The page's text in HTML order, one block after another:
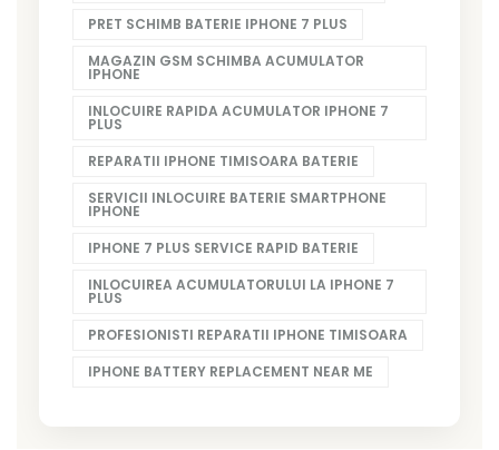
PRET SCHIMB BATERIE IPHONE 7 PLUS
MAGAZIN GSM SCHIMBA ACUMULATOR
IPHONE
INLOCUIRE RAPIDA ACUMULATOR IPHONE 7
PLUS
REPARATII IPHONE TIMISOARA BATERIE
SERVICII INLOCUIRE BATERIE SMARTPHONE
IPHONE
IPHONE 7 PLUS SERVICE RAPID BATERIE
INLOCUIREA ACUMULATORULUI LA IPHONE 7
PLUS
PROFESIONISTI REPARATII IPHONE TIMISOARA
IPHONE BATTERY REPLACEMENT NEAR ME